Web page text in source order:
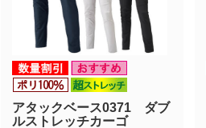
アタックベース0371 ダブ
ルストレッチカーゴ